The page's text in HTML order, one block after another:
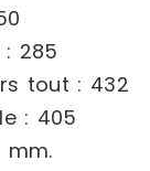
285
tout : 432
: 405
mm.